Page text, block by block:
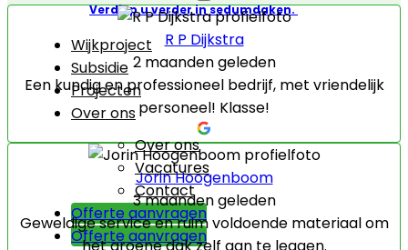
Verdiep u verder in sedumdaken.
Wijkproject
Subsidie
Projecten
Over ons
Over ons
Vacatures
Contact
Offerte aanvragen
Offerte aanvragen
R P Dijkstra
2 maanden geleden
Een kundig en professioneel bedrijf, met vriendelijk
personeel! Klasse!
Jorin Hoogenboom
3 maanden geleden
Geweldige service en ruim voldoende materiaal om
het groene dak zelf aan te leggen.